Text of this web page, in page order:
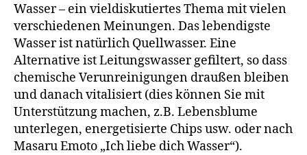
Wasser – ein vieldiskutiertes Thema mit vielen
verschiedenen Meinungen. Das lebendigste
Wasser ist natürlich Quellwasser. Eine
Alternative ist Leitungswasser gefiltert, so dass
chemische Verunreinigungen draußen bleiben
und danach vitalisiert (dies können Sie mit
Unterstützung machen, z.B. Lebensblume
unterlegen, energetisierte Chips usw. oder nach
Masaru Emoto „Ich liebe dich Wasser“).